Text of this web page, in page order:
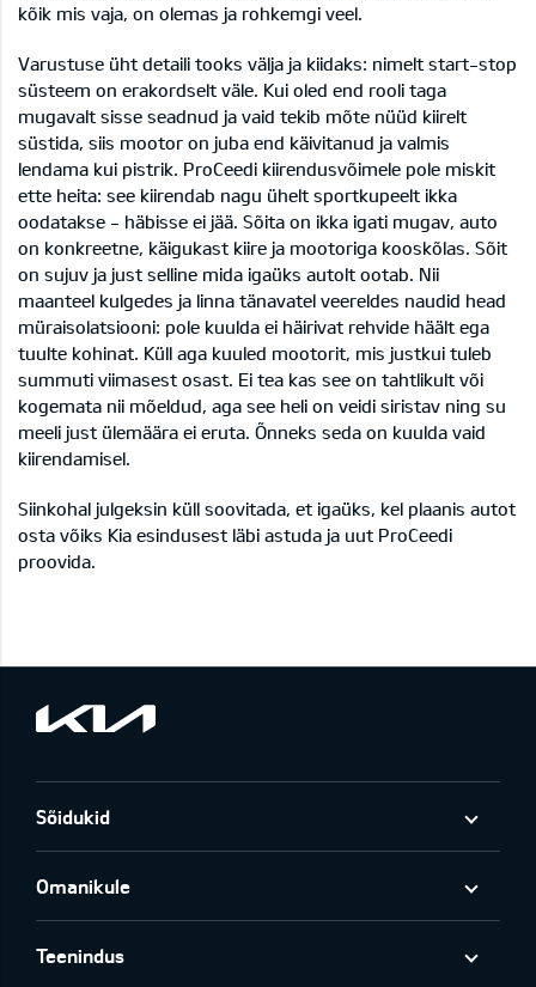
kõik mis vaja, on olemas ja rohkemgi veel.
Varustuse üht detaili tooks välja ja kiidaks: nimelt start-stop
süsteem on erakordselt väle. Kui oled end rooli taga
mugavalt sisse seadnud ja vaid tekib mõte nüüd kiirelt
süstida, siis mootor on juba end käivitanud ja valmis
lendama kui pistrik. ProCeedi kiirendusvõimele pole miskit
ette heita: see kiirendab nagu ühelt sportkupeelt ikka
oodatakse - häbisse ei jää. Sõita on ikka igati mugav, auto
on konkreetne, käigukast kiire ja mootoriga kooskõlas. Sõit
on sujuv ja just selline mida igaüks autolt ootab. Nii
maanteel kulgedes ja linna tänavatel veereldes naudid head
müraisolatsiooni: pole kuulda ei häirivat rehvide häält ega
tuulte kohinat. Küll aga kuuled mootorit, mis justkui tuleb
summuti viimasest osast. Ei tea kas see on tahtlikult või
kogemata nii mõeldud, aga see heli on veidi siristav ning su
meeli just ülemäära ei eruta. Õnneks seda on kuulda vaid
kiirendamisel.
Siinkohal julgeksin küll soovitada, et igaüks, kel plaanis autot
osta võiks Kia esindusest läbi astuda ja uut ProCeedi
proovida.
Sõidukid
Omanikule
Teenindus